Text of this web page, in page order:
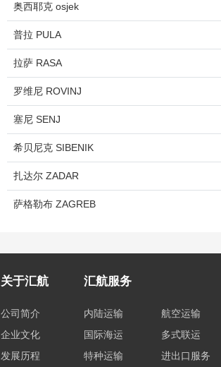
奥西耶克 osjek
普拉 PULA
拉萨 RASA
罗维尼 ROVINJ
塞尼 SENJ
希贝尼克 SIBENIK
扎达尔 ZADAR
萨格勒布 ZAGREB
关于汇航
公司简介
企业文化
发展历程
汇航服务
内陆运输
航空运输
国际海运
多式联运
特种运输
进出口服务